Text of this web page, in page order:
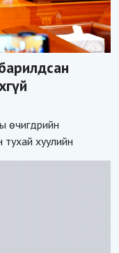
өчигдрийн
хуулийн